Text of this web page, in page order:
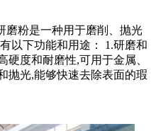
磨粉是一种用于磨削、抛光
以下功能和用途： 1.研磨和
硬度和耐磨性,可用于金属、
抛光,能够快速去除表面的瑕